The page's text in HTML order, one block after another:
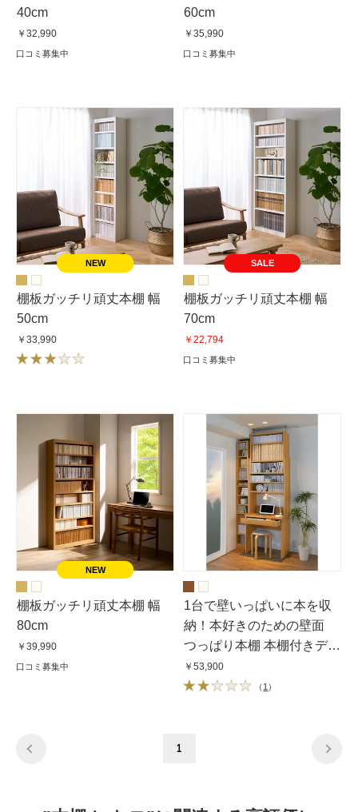
40cm
￥32,990
口コミ募集中
60cm
￥35,990
口コミ募集中
棚板ガッチリ頑丈本棚 幅
50cm
￥33,990
SALE
棚板ガッチリ頑丈本棚 幅
70cm
￥22,794
口コミ募集中
棚板ガッチリ頑丈本棚 幅
80cm
￥39,990
口コミ募集中
1台で壁いっぱいに本を収
納！本好きのための壁面
つっぱり本棚 本棚付きデス
ク（奥行45cm）
￥53,900
（ 1 ）
1